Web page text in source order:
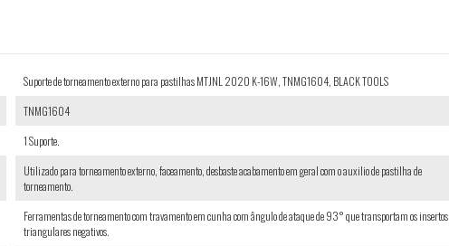
Suporte de torneamento externo para pastilhas MTJNL 2020 K-16W, TNMG1604, BLACK TOOLS
TNMG1604
1 Suporte.
Utilizado para torneamento externo, faceamento, desbaste acabamento em geral com o auxilio de pastilha de
torneamento.
Ferramentas de torneamento com travamento em cunha com ângulo de ataque de 93° que transportam os insertos
triangulares negativos.